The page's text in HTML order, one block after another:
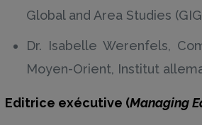
Global and Area Studies
Dr. Isabelle Werenfels,
Moyen-Orient, Institut
Editrice exécutive (Managing